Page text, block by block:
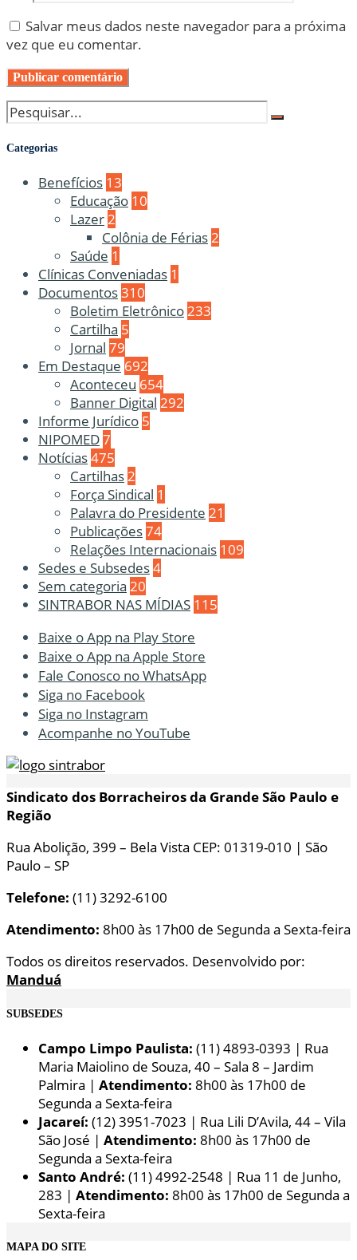
Salvar meus dados neste navegador para a próxima
vez que eu comentar.
Categorias
Benefícios 13
Educação 10
Lazer2
Colônia de Férias2
Saúde 1
Clínicas Conveniadas 1
Documentos310
Boletim Eletrônico233
Cartilha 5
Jornal 79
Em Destaque 692
Aconteceu 654
Banner Digital 292
Informe Jurídico 5
NIPOMED7
Notícias475
Cartilhas2
Força Sindical 1
Palavra do Presidente 21
Publicações74
Relações Internacionais 109
Sedes e Subsedes4
Sem categoria 20
SINTRABOR NAS MÍDIAS 115
Baixe o App na Play Store
Baixe o App na Apple Store
Fale Conosco no WhatsApp
Siga no Facebook
Siga no Instagram
Acompanhe no YouTube
Sindicato dos Borracheiros da Grande São Paulo e
Região
Rua Abolição, 399 – Bela Vista CEP: 01319-010 | São
Paulo – SP
Telefone: (11) 3292-6100
Atendimento: 8h00 às 17h00 de Segunda a Sexta-feira
Todos os direitos reservados. Desenvolvido por:
Manduá
SUBSEDES
Campo Limpo Paulista: (11) 4893-0393 | Rua
Maria Maiolino de Souza, 40 – Sala 8 – Jardim
Palmira | Atendimento: 8h00 às 17h00 de
Segunda a Sexta-feira
Jacareí: (12) 3951-7023 | Rua Lili D’Avila, 44 – Vila
São José | Atendimento: 8h00 às 17h00 de
Segunda a Sexta-feira
Santo André: (11) 4992-2548 | Rua 11 de Junho,
283 | Atendimento: 8h00 às 17h00 de Segunda a
Sexta-feira
MAPA DO SITE